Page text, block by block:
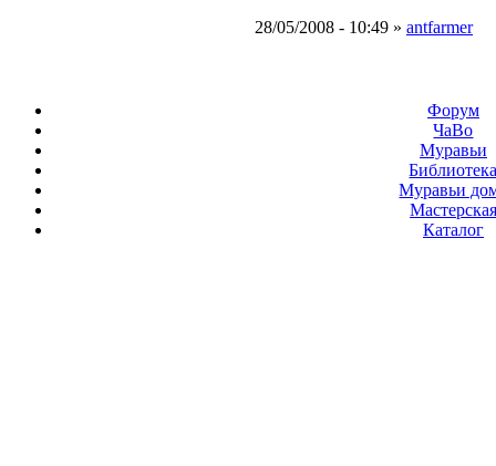
28/05/2008 - 10:49 » antfarmer
Форум
ЧаВо
Муравьи
Муравьи
Мастерская
Каталог